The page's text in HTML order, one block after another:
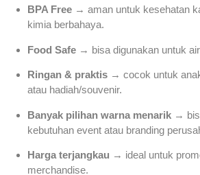
BPA Free → aman untuk kesehatan
kimia berbahaya.
Food Safe → bisa digunakan untuk
Ringan & praktis → cocok untuk
atau hadiah/souvenir.
Banyak pilihan warna menarik →
kebutuhan event atau branding
Harga terjangkau → ideal untuk
merchandise.